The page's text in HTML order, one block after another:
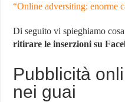
“Online adversiting: enorme
Di seguito vi spieghiamo
ritirare le inserzioni su
Pubblicità
nei guai